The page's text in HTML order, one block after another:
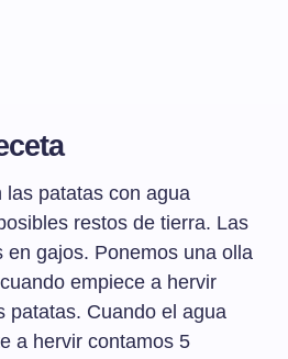
las patatas con agua
restos de tierra. Las
en gajos. Ponemos una olla
empiece a hervir
patatas. Cuando el agua
a hervir contamos 5